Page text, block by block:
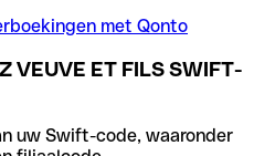
met Qonto
VEUVE ET FILS SWIFT-
uw Swift-code, waaronder